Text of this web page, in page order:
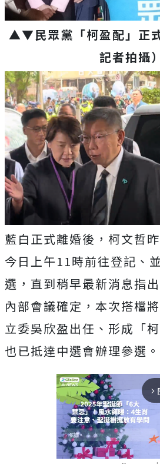
▲▼民眾黨「柯盈配」正
記者拍攝）
藍白正式離婚後，柯文哲
今日上午11時前往登記、
選，直到稍早最新消息指
內部會議確定，本次搭檔
立委吳欣盈出任、形成「
也已抵達中選會辦理參選。
arrow_forward_ios